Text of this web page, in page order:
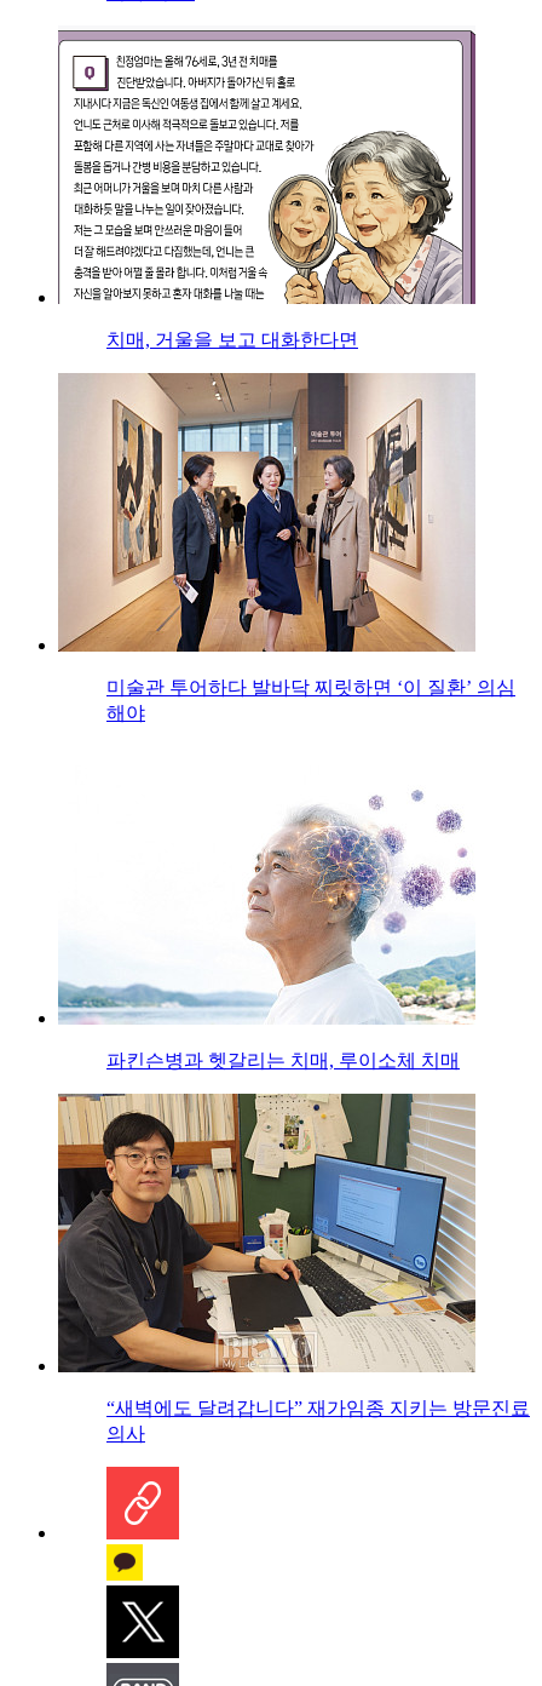
치매, 거울을 보고 대화한다면
미술관 투어하다 발바닥 찌릿하면 ‘이 질환’ 의심
해야
파킨슨병과 헷갈리는 치매, 루이소체 치매
“새벽에도 달려갑니다” 재가임종 지키는 방문진료
의사